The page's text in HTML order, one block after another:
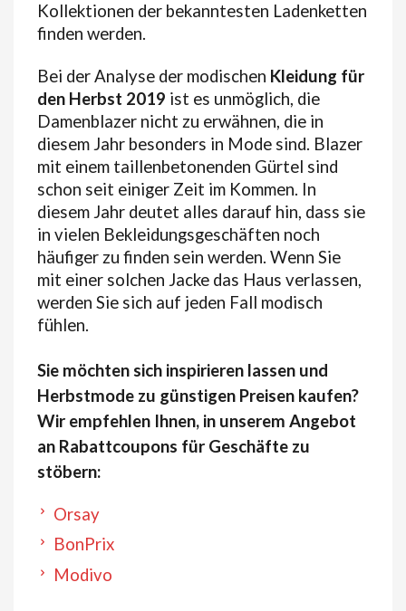
Kollektionen der bekanntesten Ladenketten
finden werden.
Bei der Analyse der modischen Kleidung für
den Herbst 2019 ist es unmöglich, die
Damenblazer nicht zu erwähnen, die in
diesem Jahr besonders in Mode sind. Blazer
mit einem taillenbetonenden Gürtel sind
schon seit einiger Zeit im Kommen. In
diesem Jahr deutet alles darauf hin, dass sie
in vielen Bekleidungsgeschäften noch
häufiger zu finden sein werden. Wenn Sie
mit einer solchen Jacke das Haus verlassen,
werden Sie sich auf jeden Fall modisch
fühlen.
Sie möchten sich inspirieren lassen und
Herbstmode zu günstigen Preisen kaufen?
Wir empfehlen Ihnen, in unserem Angebot
an Rabattcoupons für Geschäfte zu
stöbern:
Orsay
BonPrix
Modivo